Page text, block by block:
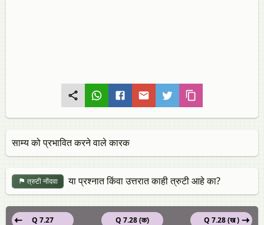
साम्य को प्रभावित करने वाले कारक
त्रुटी नोंदवा या प्रश्नात किंवा उत्तरात काही त्रुटी आहे का?
Q 7.28 (क)
Q 7.27
Q 7.28 (ख )